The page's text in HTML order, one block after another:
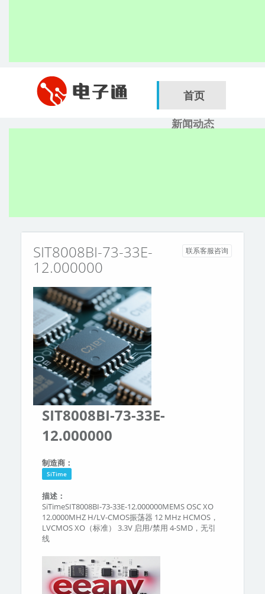
首页
新闻动态
服务商
联系客服咨询
SIT8008BI-73-33E-
12.000000
SIT8008BI-73-33E-
12.000000
制造商：
SiTime
描述：
SiTimeSIT8008BI-73-33E-12.000000MEMS OSC XO
12.0000MHZ H/LV-CMOS振荡器 12 MHz HCMOS，
LVCMOS XO（标准） 3.3V 启用/禁用 4-SMD，无引
线